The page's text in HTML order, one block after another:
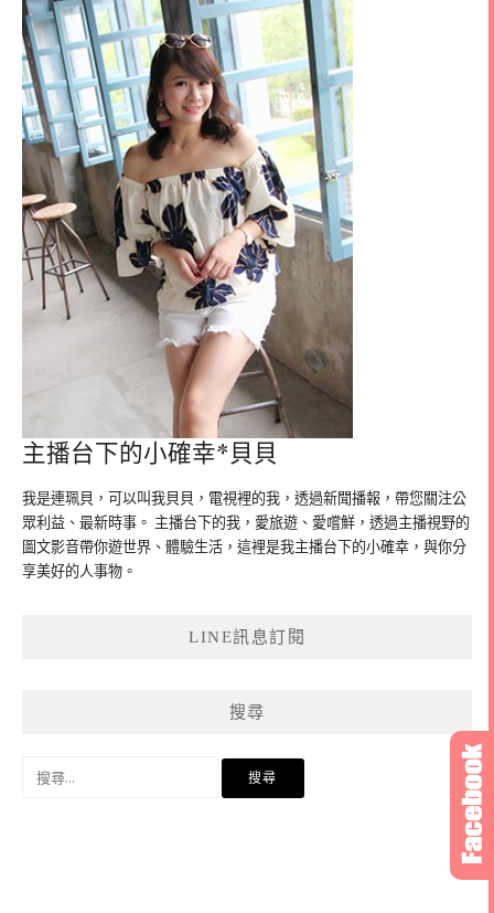
主播台下的小確幸*貝貝
我是連珮貝，可以叫我貝貝，電視裡的我，透過新聞播報，帶您關注公
眾利益、最新時事。 主播台下的我，愛旅遊、愛嚐鮮，透過主播視野的
圖文影音帶你遊世界、體驗生活，這裡是我主播台下的小確幸，與你分
享美好的人事物。
LINE訊息訂閱
搜尋